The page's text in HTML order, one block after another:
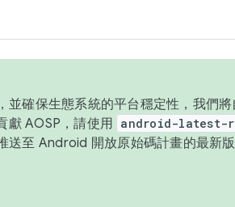
並確保生態系統的平台穩定性，我們
獻 AOSP，請使用 android-latest-
送至 Android 開放原始碼計畫的最新